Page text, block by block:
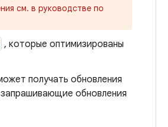
см. в руководстве по
, которые оптимизированы
получать обновления
обновления